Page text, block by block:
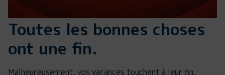
Toutes les bonnes choses
ont une fin.
Malheureusement, vos vacances touchent à leur fin.